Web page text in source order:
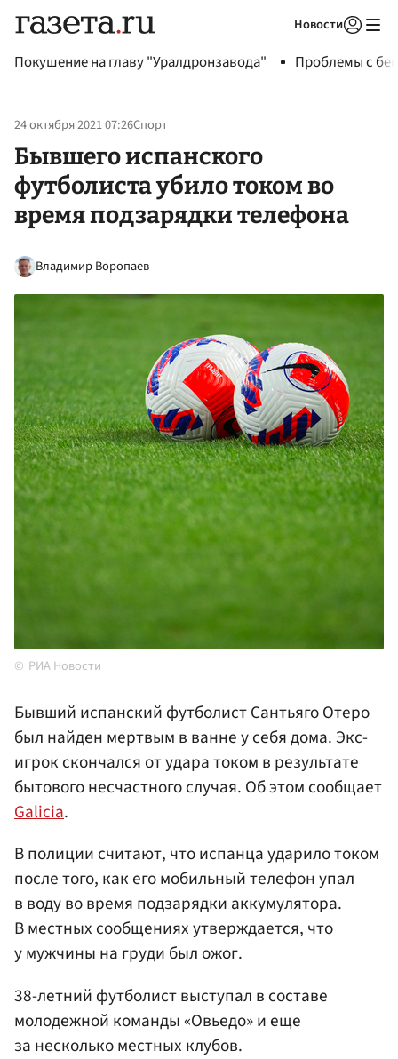
Новости
Покушение на главу "Уралдронзавода" Проблемы с
24 октября 2021 07:26Спорт
Бывшего испанского
футболиста убило током во
время подзарядки телефона
Владимир Воропаев
РИА Новости
Бывший испанский футболист Сантьяго Отеро
был найден мертвым в ванне у себя дома. Экс-
игрок скончался от удара током в результате
бытового несчастного случая. Об этом сообщает
Galicia.
В полиции считают, что испанца ударило током
после того, как его мобильный телефон упал
в воду во время подзарядки аккумулятора.
В местных сообщениях утверждается, что
у мужчины на груди был ожог.
38-летний футболист выступал в составе
молодежной команды «Овьедо» и еще
за несколько местных клубов.